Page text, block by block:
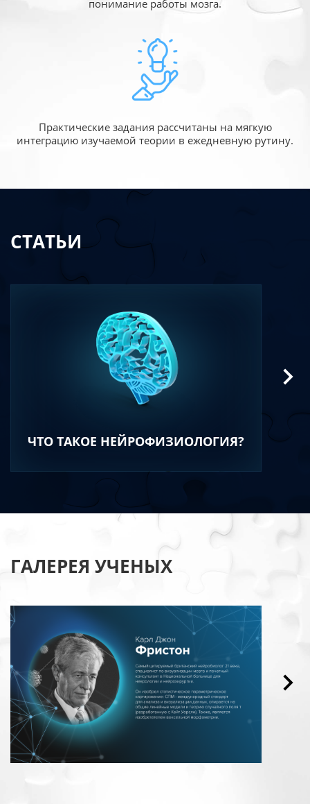
понимание работы мозга.
Практические задания рассчитаны на мягкую
интеграцию изучаемой теории в ежедневную рутину.
СТАТЬИ
ЧТО ТАКОЕ НЕЙРОФИЗИОЛОГИЯ?
ГАЛЕРЕЯ УЧЕНЫХ